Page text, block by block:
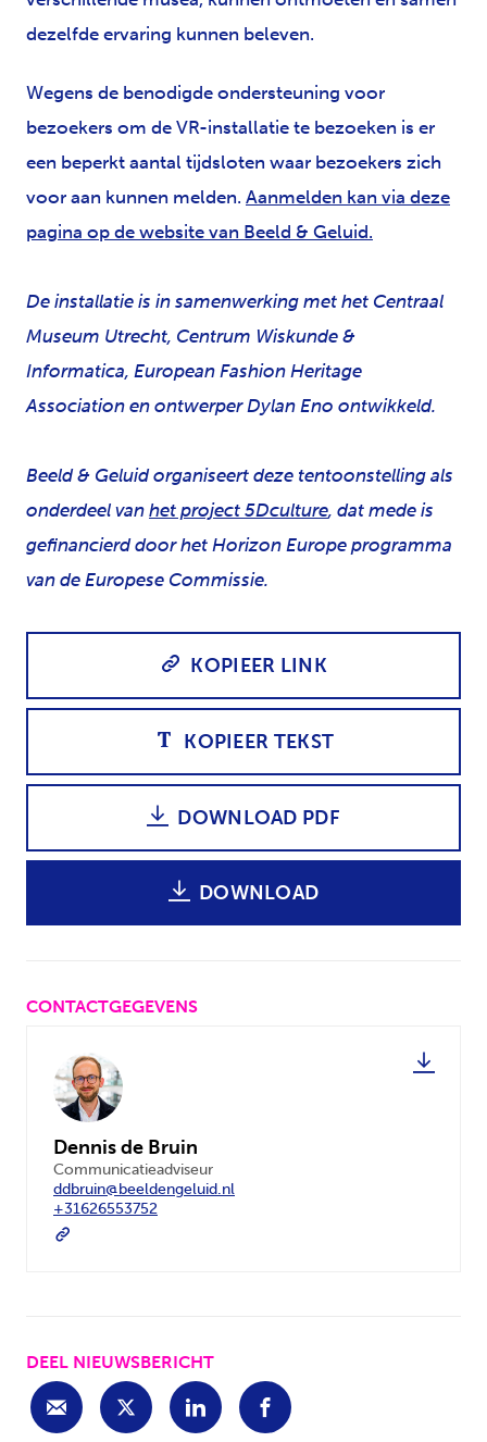
dezelfde ervaring kunnen beleven.
Wegens de benodigde ondersteuning voor
bezoekers om de VR-installatie te bezoeken is er
een beperkt aantal tijdsloten waar bezoekers zich
voor aan kunnen melden. Aanmelden kan via deze
pagina op de website van Beeld & Geluid.
De installatie is in samenwerking met het Centraal
Museum Utrecht, Centrum Wiskunde &
Informatica, European Fashion Heritage
Association en ontwerper Dylan Eno ontwikkeld.
Beeld & Geluid organiseert deze tentoonstelling als
onderdeel van het project 5Dculture, dat mede is
gefinancierd door het Horizon Europe programma
van de Europese Commissie.
KOPIEER LINK
KOPIEER TEKST
DOWNLOAD PDF
DOWNLOAD
CONTACTGEGEVENS
Dennis de Bruin
Communicatieadviseur
ddbruin@beeldengeluid.nl
+31626553752
DEEL NIEUWSBERICHT